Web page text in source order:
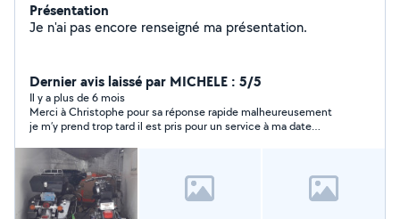
Présentation
Je n'ai pas encore renseigné ma présentation.
Dernier avis laissé par MICHELE : 5/5
Il y a plus de 6 mois
Merci à Christophe pour sa réponse rapide malheureusement
je m’y prend trop tard il est pris pour un service à ma date